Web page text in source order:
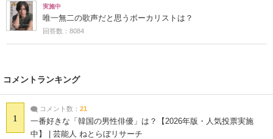
実施中
唯一無二の歌声だと思うボーカリストは？
回答数：8084
コメントランキング
1
コメント数： 21
一番好きな「韓国の男性俳優」は？【2026年版・人気投票実施
中】 | 芸能人 ねとらぼリサーチ